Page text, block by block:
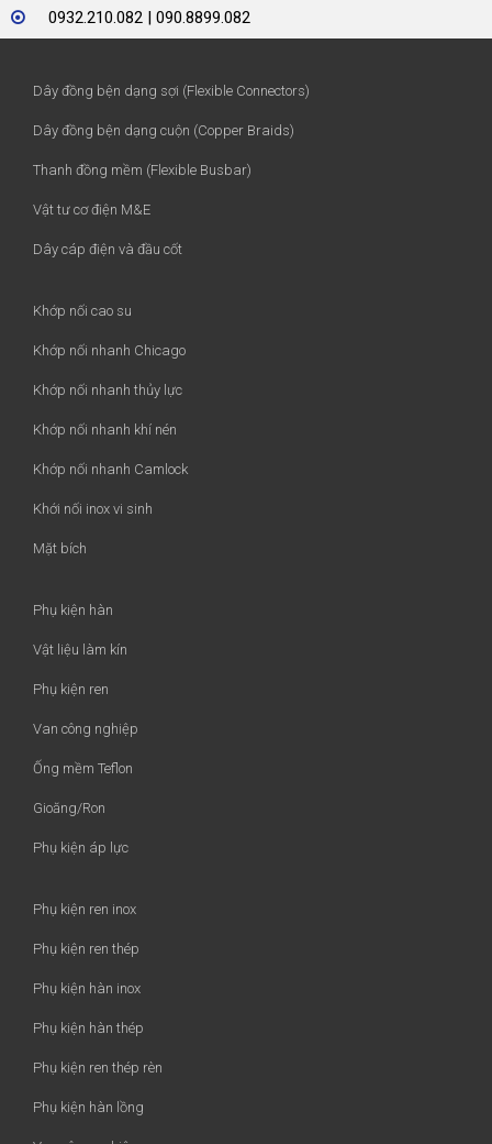
0932.210.082 | 090.8899.082
Dây đồng bện dạng sợi (Flexible Connectors)
Dây đồng bện dạng cuộn (Copper Braids)
Thanh đồng mềm (Flexible Busbar)
Vật tư cơ điện M&E
Dây cáp điện và đầu cốt
Khớp nối cao su
Khớp nối nhanh Chicago
Khớp nối nhanh thủy lực
Khớp nối nhanh khí nén
Khớp nối nhanh Camlock
Khới nối inox vi sinh
Mặt bích
Phụ kiện hàn
Vật liệu làm kín
Phụ kiện ren
Van công nghiệp
Ống mềm Teflon
Gioăng/Ron
Phụ kiện áp lực
Phụ kiện ren inox
Phụ kiện ren thép
Phụ kiện hàn inox
Phụ kiện hàn thép
Phụ kiện ren thép rèn
Phụ kiện hàn lồng